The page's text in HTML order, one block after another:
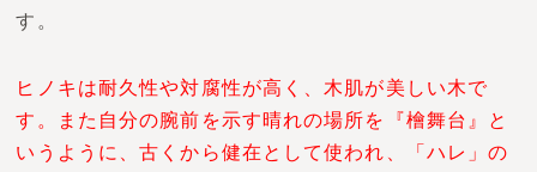
す。
ヒノキは耐久性や対腐性が高く、木肌が美しい木で
す。また自分の腕前を示す晴れの場所を『檜舞台』と
いうように、古くから健在として使われ、「ハレ」の